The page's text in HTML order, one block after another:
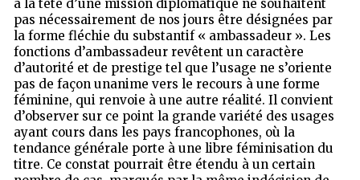
à la tête d’une mission diplomatique ne souhaitent
pas nécessairement de nos jours être désignées par
la forme fléchie du substantif « ambassadeur ». Les
fonctions d’ambassadeur revêtent un caractère
d’autorité et de prestige tel que l’usage ne s’oriente
pas de façon unanime vers le recours à une forme
féminine, qui renvoie à une autre réalité. Il convient
d’observer sur ce point la grande variété des usages
ayant cours dans les pays francophones, où la
tendance générale porte à une libre féminisation du
titre. Ce constat pourrait être étendu à un certain